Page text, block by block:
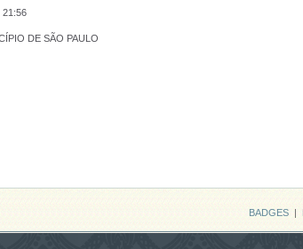
21:56
DE SÃO PAULO
BADGES